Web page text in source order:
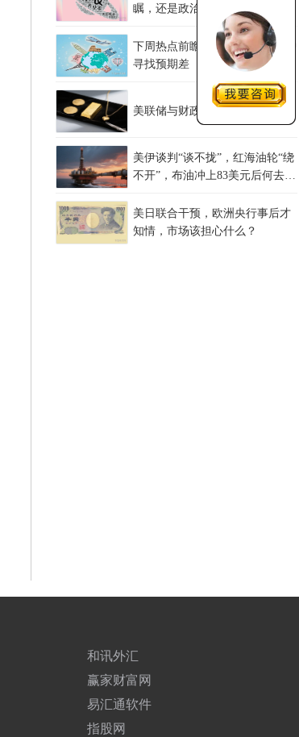
瞩，还是政治默契？
下周热点前瞻：CPI与恐怖数据中
寻找预期差
美联储与财政部的通胀债务困局
美伊谈判“谈不拢”，红海油轮“绕
不开”，布油冲上83美元后何去何
美日联合干预，欧洲央行事后才
知情，市场该担心什么？
和讯外汇
赢家财富网
易汇通软件
指股网